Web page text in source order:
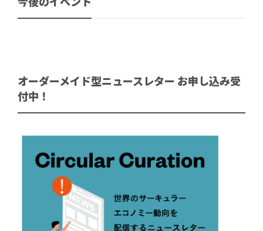
オーダーメイド型ニュースレター お申し込み受
付中！